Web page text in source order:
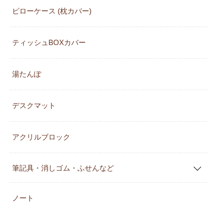
ピローケース (枕カバー)
ティッシュBOXカバー
湯たんぽ
デスクマット
アクリルブロック
筆記具・消しゴム・ふせんなど
ノート